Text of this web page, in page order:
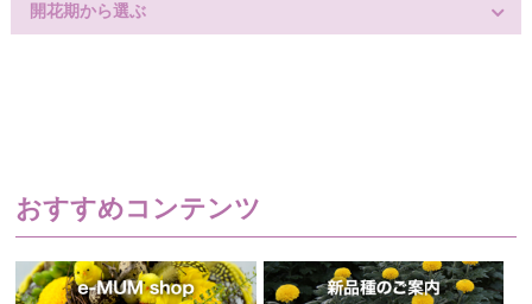
開花期から選ぶ
おすすめコンテンツ